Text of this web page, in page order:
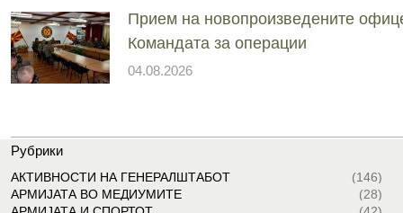
Прием на новопроизведените
Командата за операции
04.08.2026
Рубрики
АКТИВНОСТИ НА ГЕНЕРАЛШТАБОТ
(146)
АРМИЈАТА ВО МЕДИУМИТЕ
(28)